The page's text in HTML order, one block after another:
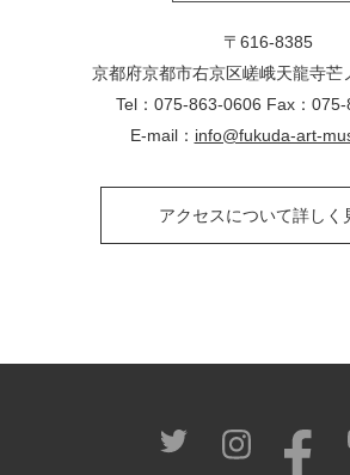
〒616-8385
京都府京都市右京区嵯峨天龍寺芒
Tel：075-863-0606 Fax：
E-mail： info@fukuda-art-
アクセスについて詳しく